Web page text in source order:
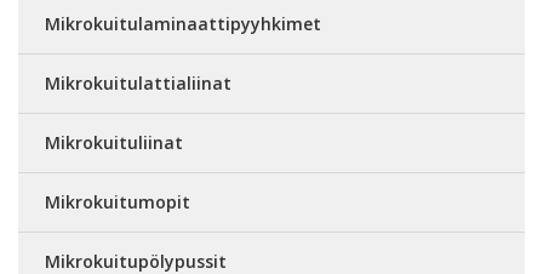
Mikrokuitulaminaattipyyhkimet
Mikrokuitulattialiinat
Mikrokuituliinat
Mikrokuitumopit
Mikrokuitupölypussit